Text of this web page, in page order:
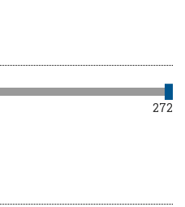
272